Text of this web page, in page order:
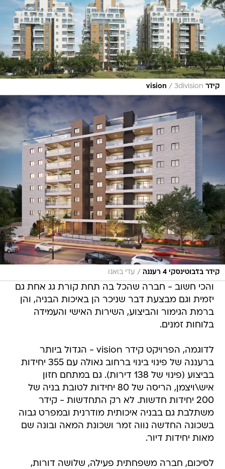
קידר vision / 3division
קידר בז׳בוטינסקי 4 רעננה / עדי בואנו
והכי חשוב - חברה שהכל בה תחת קורת גג אחת גם
יזמית וגם מבצעת דבר שניכר הן באיכות הבניה, והן
ברמת הגימור והביצוע, השירות האישי והעמידה
בלוחות זמנים.
לדוגמה, הפרויקט קידר vision - הגדול ביותר
ברעננה של פינוי בינוי ברחוב גאולה עם 355 יחידות
בביצוע (פינוי של 138 דירות). גם במתחם חזון
איש\ויצמן, הריסה של 80 יחידות לטובת בניה של
200 יחידות חדשות. לא רק התחדשות - קידר
משתלבת גם בבניה איכותית מודרנית ובמפרט גבוה
בשכונה החדשה נווה זמר ושכונת המאה ובונה שם
מאות יחידות דיור.
לסיכום, חברה משפחתית פעילה, שלושה דורות,